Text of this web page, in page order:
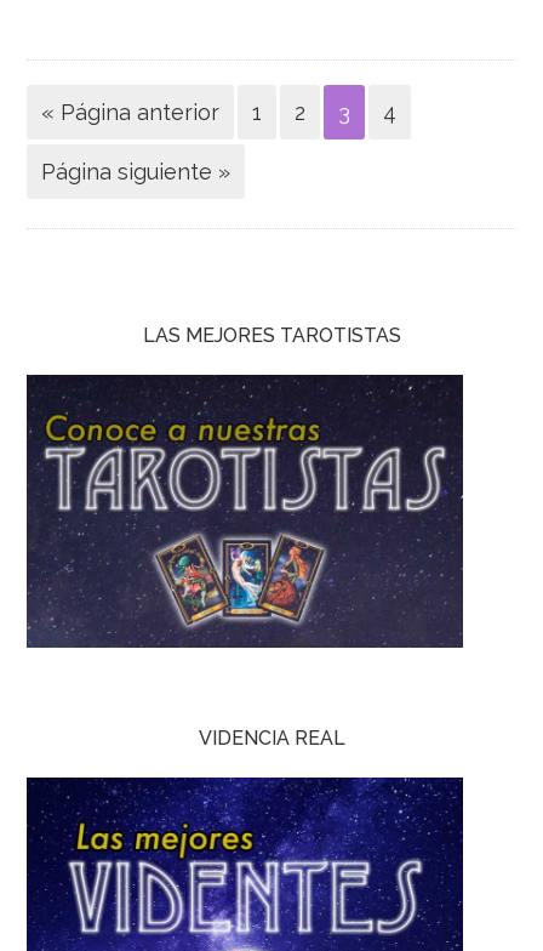
« Página anterior 1 2 3 4
Página siguiente »
LAS MEJORES TAROTISTAS
VIDENCIA REAL